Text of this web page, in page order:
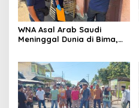
WNA Asal Arab Saudi
Meninggal Dunia di Bima,